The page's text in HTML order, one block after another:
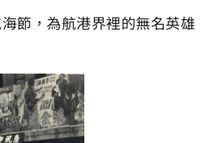
節，為航港界裡的無名英雄